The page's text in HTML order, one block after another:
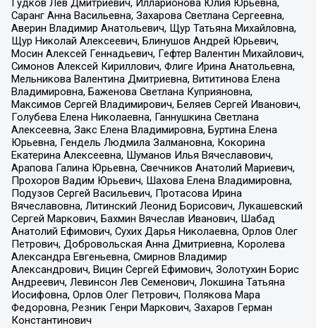
Гудков Лев Дмитриевич, Илларионова Юлия Юрьевна,
Саранг Анна Васильевна, Захарова Светлана Сергеевна,
Аверин Владимир Анатольевич, Щур Татьяна Михайловна,
Щур Николай Алексеевич, Блинушов Андрей Юрьевич,
Мосин Алексей Геннадьевич, Гефтер Валентин Михайлович,
Симонов Алексей Кириллович, Флиге Ирина Анатольевна,
Мельникова Валентина Дмитриевна, Вититинова Елена
Владимировна, Баженова Светлана Куприяновна,
Максимов Сергей Владимирович, Беляев Сергей Иванович,
Голубева Елена Николаевна, Ганнушкина Светлана
Алексеевна, Закс Елена Владимировна, Буртина Елена
Юрьевна, Гендель Людмила Залмановна, Кокорина
Екатерина Алексеевна, Шуманов Илья Вячеславович,
Арапова Галина Юрьевна, Свечников Анатолий Мариевич,
Прохоров Вадим Юрьевич, Шахова Елена Владимировна,
Подузов Сергей Васильевич, Протасова Ирина
Вячеславовна, Литинский Леонид Борисович, Лукашевский
Сергей Маркович, Бахмин Вячеслав Иванович, Шабад
Анатолий Ефимович, Сухих Дарья Николаевна, Орлов Олег
Петрович, Добровольская Анна Дмитриевна, Королева
Александра Евгеньевна, Смирнов Владимир
Александрович, Вицин Сергей Ефимович, Золотухин Борис
Андреевич, Левинсон Лев Семенович, Локшина Татьяна
Иосифовна, Орлов Олег Петрович, Полякова Мара
Федоровна, Резник Генри Маркович, Захаров Герман
Константинович